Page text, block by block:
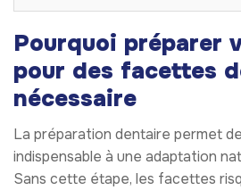
Pourquoi préparer
pour des facettes
nécessaire
La préparation dentaire permet
indispensable à une adaptation
Sans cette étape, les facettes